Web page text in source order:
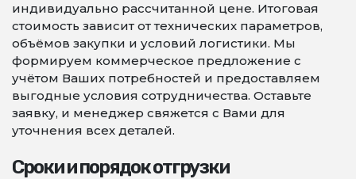
индивидуально рассчитанной цене. Итоговая
стоимость зависит от технических параметров,
объёмов закупки и условий логистики. Мы
формируем коммерческое предложение с
учётом Ваших потребностей и предоставляем
выгодные условия сотрудничества. Оставьте
заявку, и менеджер свяжется с Вами для
уточнения всех деталей.
Сроки и порядок отгрузки